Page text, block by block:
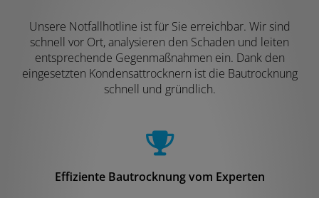
Unsere Notfallhotline ist für Sie erreichbar. Wir sind
schnell vor Ort, analysieren den Schaden und leiten
entsprechende Gegenmaßnahmen ein. Dank den
eingesetzten Kondensattrocknern ist die Bautrocknung
schnell und gründlich.
Effiziente Bautrocknung vom Experten